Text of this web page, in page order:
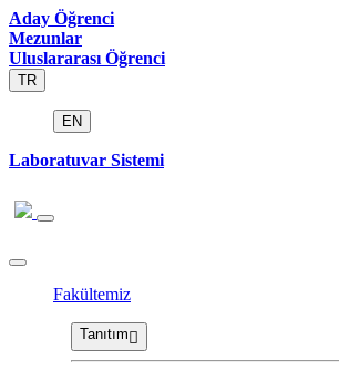
Aday Öğrenci
Mezunlar
Uluslararası Öğrenci
TR
EN
Laboratuvar Sistemi
Fakültemiz
Tanıtım